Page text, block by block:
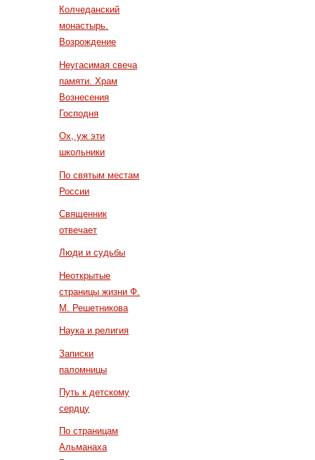
Колчеданский
монастырь.
Возрождение
Неугасимая свеча
памяти. Храм
Вознесения
Господня
Ох, уж эти
школьники
По святым местам
России
Священник
отвечает
Люди и судьбы
Неоткрытые
страницы жизни Ф.
М. Решетникова
Наука и религия
Записки
паломницы
Путь к детскому
сердцу
По страницам
Альманаха